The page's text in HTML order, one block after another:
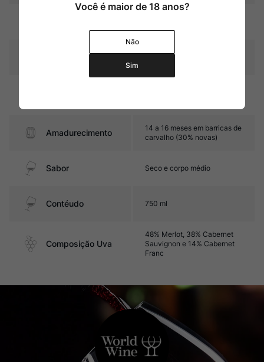
Amadurecimento
14 a 16 meses em barricas de
carvalho (30% novas)
Sabor Seco e corpo médio
Contéudo 750 ml
Composição Uva
48% Merlot, 38% Cabernet
Sauvignon e 14% Cabernet
Franc
Você é maior de 18 anos?
Não
Sim